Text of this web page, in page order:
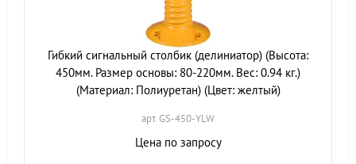
Гибкий сигнальный столбик (делиниатор) (Высота:
450мм. Размер основы: 80-220мм. Вес: 0.94 кг.)
(Материал: Полиуретан) (Цвет: желтый)
арт. GS-450-YLW
Цена по запросу